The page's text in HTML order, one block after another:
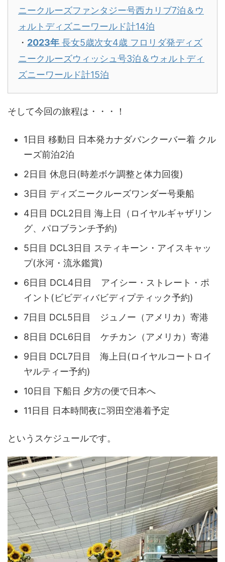
ニークルーズファンタジー号西カリブ7泊＆ウ
ォルトディズニーワールド計14泊
・ 2023年 長女5歳次女4歳 フロリダ発ディズ
ニークルーズウィッシュ号3泊＆ウォルトディ
ズニーワールド計15泊
そして今回の旅程は・・・！
1日目 移動日 日本発カナダバンクーバー着 クル
ーズ前泊2泊
2日目 休息日(時差ボケ調整と体力回復)
3日目 ディズニークルーズワンダー号乗船
4日目 DCL2日目 海上日（ロイヤルギャザリン
グ、パロブランチ予約)
5日目 DCL3日目 スティキーン・アイスキャッ
プ(氷河・流氷鑑賞)
6日目 DCL4日目 アイシー・ストレート・ポ
イント(ビビディバビディプティック予約)
7日目 DCL5日目 ジュノー（アメリカ）寄港
8日目 DCL6日目 ケチカン（アメリカ）寄港
9日目 DCL7日目 海上日(ロイヤルコートロイ
ヤルティー予約)
10日目 下船日 夕方の便で日本へ
11日目 日本時間夜に羽田空港着予定
というスケジュールです。